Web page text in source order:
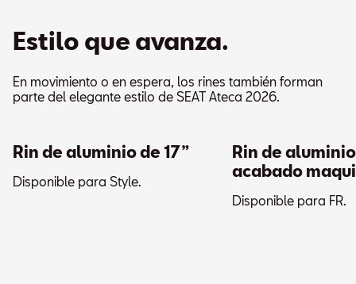
Estilo que avanza.
En movimiento o en espera, los rines también forman
parte del elegante estilo de SEAT Ateca 2026.
Rin de aluminio de 17”
Disponible para Style.
Rin de
acabado
Disponible para FR.